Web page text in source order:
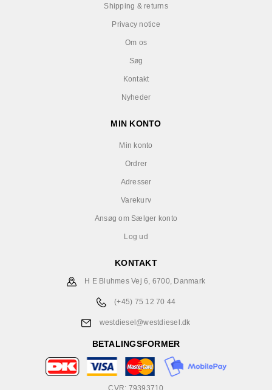
Shipping & returns
Privacy notice
Om os
Søg
Kontakt
Nyheder
MIN KONTO
Min konto
Ordrer
Adresser
Varekurv
Ansøg om Sælger konto
Log ud
KONTAKT
H E Bluhmes Vej 6, 6700, Danmark
(+45) 75 12 70 44
westdiesel@westdiesel.dk
BETALINGSFORMER
CVR: 79393710